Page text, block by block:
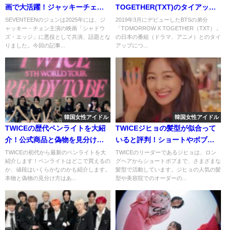
画で大活躍！ジャッキーチェン
との共演で悪役に！
SEVENTEENのジュンは2025年には、ジ
ャッキー・チェン主演の映画「シャドウ
ズ・エッジ」に悪役として共演、話題とな
りました。今回の記事...
TOGETHER(TXT)のタイアップ
は意外な所と？ドラマやワール
ドトリガーブラッククローバー
などアニメ主題歌にも！
2019年3月にデビューしたBTSの弟分
「TOMORROW X TOGETHER（TXT）」
の日本の番組（ドラマ、アニメ）とのタイ
アップにつ...
韓国女性アイドル
TWICEの歴代ペンライトを大紹
介！公式商品と偽物を見分ける
方法とは？
TWICEの初代から最新のペンライトを大
紹介します！ペンライトはどこで買えるの
か、値段はいくらかなのかも紹介します。
本物と偽物の見分け方はあ...
韓国女性アイドル
TWICEジヒョの髪型が似合って
いると評判！ショートやボブな
どオーダー方法と一緒に紹介！
TWICEのリーダーであるジヒョは、ロン
グヘアからショートボブまで、さまざまな
髪型で活動しています。ジヒョの人気の髪
型や美容院でのオーダーの...